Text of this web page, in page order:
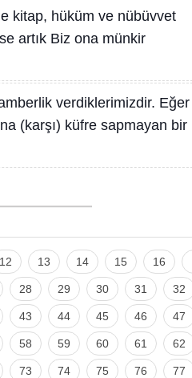
kitap, hüküm ve nübüvvet
artık Biz ona münkir
verdiklerimizdir. Eğer
(karşı) küfre sapmayan bir
12 13 14 15 16
28 29 30 31 32
43 44 45 46 47
58 59 60 61 62
73 74 75 76 77